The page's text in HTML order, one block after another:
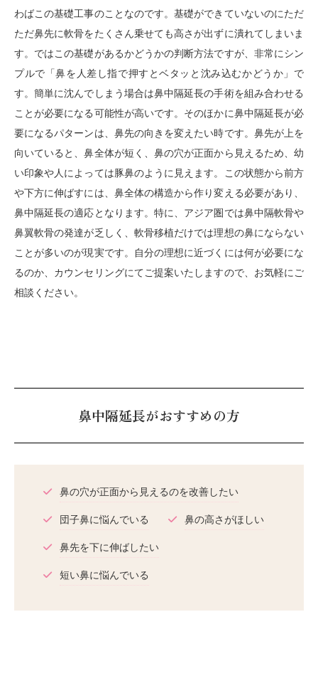
わばこの基礎工事のことなのです。基礎ができていないのにただ
ただ鼻先に軟骨をたくさん乗せても高さが出ずに潰れてしまいま
す。ではこの基礎があるかどうかの判断方法ですが、非常にシン
プルで「鼻を人差し指で押すとベタッと沈み込むかどうか」で
す。簡単に沈んでしまう場合は鼻中隔延長の手術を組み合わせる
ことが必要になる可能性が高いです。そのほかに鼻中隔延長が必
要になるパターンは、鼻先の向きを変えたい時です。鼻先が上を
向いていると、鼻全体が短く、鼻の穴が正面から見えるため、幼
い印象や人によっては豚鼻のように見えます。この状態から前方
や下方に伸ばすには、鼻全体の構造から作り変える必要があり、
鼻中隔延長の適応となります。特に、アジア圏では鼻中隔軟骨や
鼻翼軟骨の発達が乏しく、軟骨移植だけでは理想の鼻にならない
ことが多いのが現実です。自分の理想に近づくには何が必要にな
るのか、カウンセリングにてご提案いたしますので、お気軽にご
相談ください。
鼻中隔延長がおすすめの方
鼻の穴が正面から見えるのを改善したい
団子鼻に悩んでいる 鼻の高さがほしい
鼻先を下に伸ばしたい
短い鼻に悩んでいる